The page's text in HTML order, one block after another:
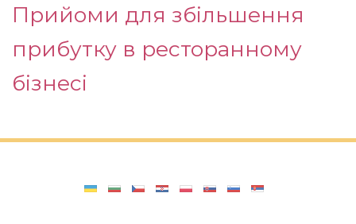
Прийоми для збільшення
прибутку в ресторанному
бізнесі